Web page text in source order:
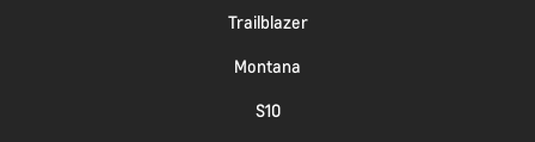
Trailblazer
Montana
S10